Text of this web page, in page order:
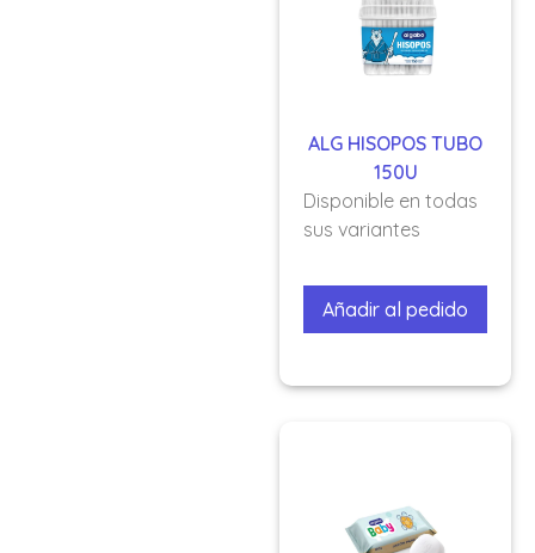
ALG HISOPOS TUBO
150U
Disponible en todas
sus variantes
Añadir al pedido